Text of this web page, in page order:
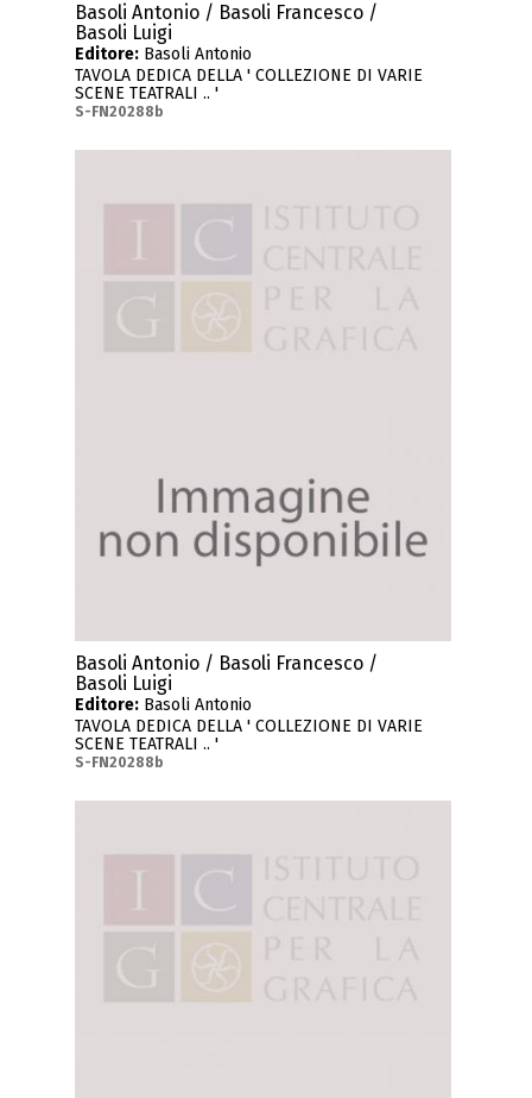
Basoli Antonio / Basoli Francesco /
Basoli Luigi
Editore: Basoli Antonio
TAVOLA DEDICA DELLA ' COLLEZIONE DI VARIE
SCENE TEATRALI .. '
S-FN20288b
Basoli Antonio / Basoli Francesco /
Basoli Luigi
Editore: Basoli Antonio
TAVOLA DEDICA DELLA ' COLLEZIONE DI VARIE
SCENE TEATRALI .. '
S-FN20288b